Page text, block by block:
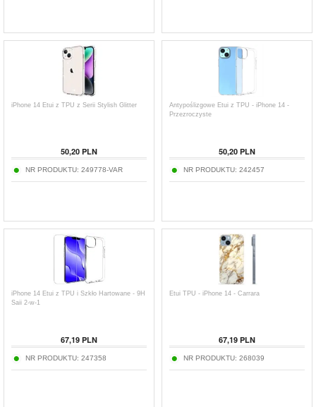
iPhone 14 Etui z TPU z Serii Stylish Glitter
50,20 PLN
NR PRODUKTU: 249778-VAR
Antypoślizgowe Etui z TPU - iPhone 14 -
Przezroczyste
50,20 PLN
NR PRODUKTU: 242457
iPhone 14 Etui z TPU i Szkło Hartowane - 9H
Saii 2-w-1
67,19 PLN
NR PRODUKTU: 247358
Etui TPU - iPhone 14 - Carrara
67,19 PLN
NR PRODUKTU: 268039